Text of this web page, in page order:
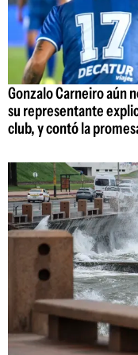
Gonzalo Carneiro aún
su representante
club, y contó la